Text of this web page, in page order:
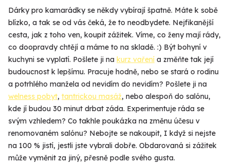
Dárky pro kamarádky se někdy vybírají špatně. Máte k sobě
blízko, a tak se od vás čeká, že to neodbydete. Nejfikanější
cesta, jak z toho ven, koupit zážitek. Víme, co ženy mají rády,
co doopravdy chtějí a máme to na skladě. :) Být bohyní v
kuchyni se vyplatí. Pošlete ji na kurz vaření a změňte tak její
budoucnost k lepšímu. Pracuje hodně, nebo se stará o rodinu
a potrhlého manžela od nevidím do nevidím? Pošlete ji na
welness pobyt, tantrickou masáž, nebo alespoň do salónu,
kde jí budou 30 minut drbat záda. Experimentuje ráda se
svým vzhledem? Co takhle poukázka na změnu účesu v
renomovaném salónu? Nebojte se nakoupit, I když si nejste
na 100 % jistí, jestli jste vybrali dobře. Obdarovaná si zážitek
může vyměnit za jiný, přesně podle svého gusta.